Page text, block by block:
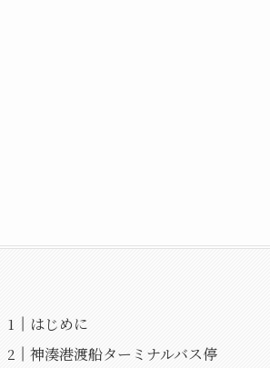
はじめに
神湊港渡船ターミナルバス停